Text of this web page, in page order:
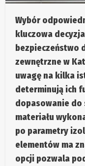
Wybór
kluczowa
bezpieczeństwo
zewnętrzne w
uwagę na kilka
determinują ich
dopasowanie do
materiału
po parametry
elementów ma
opcji pozwala